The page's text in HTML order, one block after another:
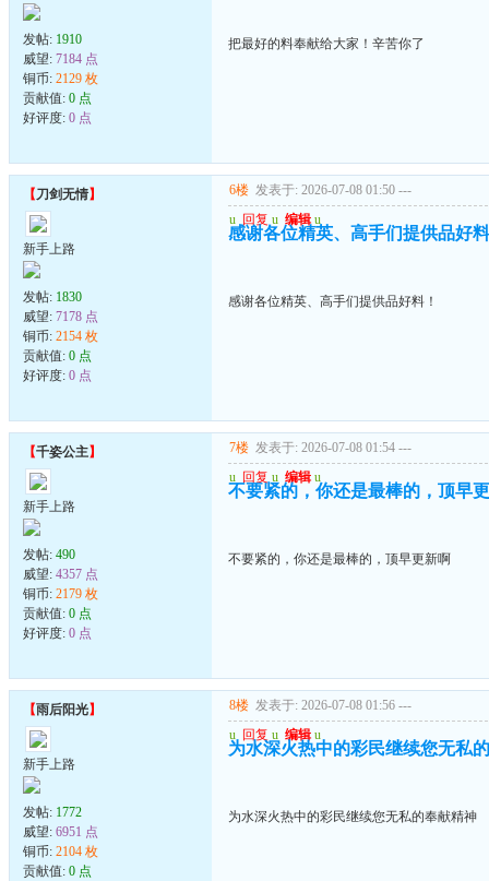
发帖: 1910
威望: 7184 点
铜币: 2129 枚
贡献值: 0 点
好评度: 0 点
把最好的料奉献给大家！辛苦你了
【刀剑无情】
新手上路
发帖: 1830
威望: 7178 点
铜币: 2154 枚
贡献值: 0 点
好评度: 0 点
6楼 发表于: 2026-07-08 01:50 ---
u 回复 u 编辑 u
感谢各位精英、高手们提供品好
感谢各位精英、高手们提供品好料！
【千姿公主】
新手上路
发帖: 490
威望: 4357 点
铜币: 2179 枚
贡献值: 0 点
好评度: 0 点
7楼 发表于: 2026-07-08 01:54 ---
u 回复 u 编辑 u
不要紧的，你还是最棒的，顶早
不要紧的，你还是最棒的，顶早更新啊
【雨后阳光】
新手上路
发帖: 1772
威望: 6951 点
铜币: 2104 枚
贡献值: 0 点
8楼 发表于: 2026-07-08 01:56 ---
u 回复 u 编辑 u
为水深火热中的彩民继续您无私
为水深火热中的彩民继续您无私的奉献精神